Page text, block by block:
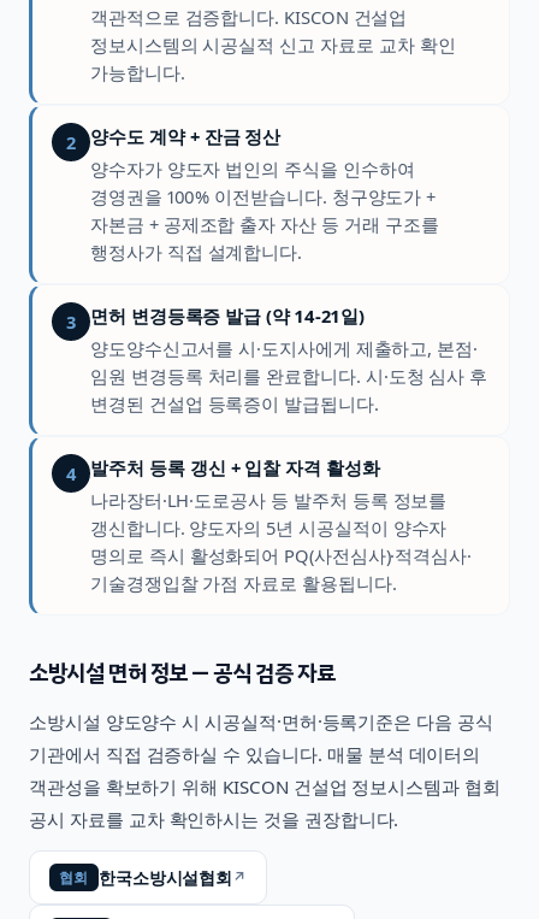
객관적으로 검증합니다. KISCON 건설업
정보시스템의 시공실적 신고 자료로 교차 확인
가능합니다.
2
양수도 계약 + 잔금 정산
양수자가 양도자 법인의 주식을 인수하여
경영권을 100% 이전받습니다. 청구양도가 +
자본금 + 공제조합 출자 자산 등 거래 구조를
행정사가 직접 설계합니다.
3
면허 변경등록증 발급 (약 14-21일)
양도양수신고서를 시·도지사에게 제출하고, 본점·
임원 변경등록 처리를 완료합니다. 시·도청 심사 후
변경된 건설업 등록증이 발급됩니다.
4
발주처 등록 갱신 + 입찰 자격 활성화
나라장터·LH·도로공사 등 발주처 등록 정보를
갱신합니다. 양도자의 5년 시공실적이 양수자
명의로 즉시 활성화되어 PQ(사전심사)·적격심사·
기술경쟁입찰 가점 자료로 활용됩니다.
소방시설면허 정보 — 공식 검증 자료
소방시설 양도양수 시 시공실적·면허·등록기준은 다음 공식
기관에서 직접 검증하실 수 있습니다. 매물 분석 데이터의
객관성을 확보하기 위해 KISCON 건설업 정보시스템과 협회
공시 자료를 교차 확인하시는 것을 권장합니다.
협회 한국소방시설협회↗